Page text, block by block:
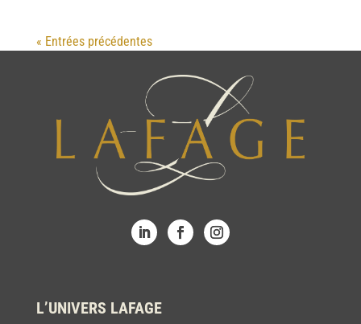
« Entrées précédentes
L’UNIVERS LAFAGE